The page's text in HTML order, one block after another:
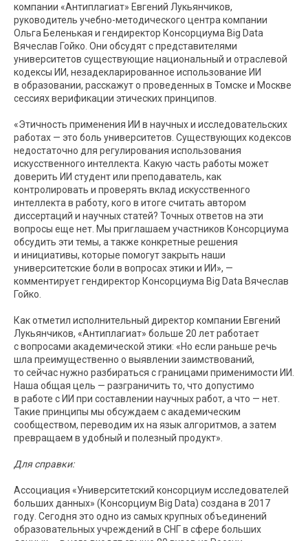
компании «Антиплагиат» Евгений Лукьянчиков,
руководитель учебно-методического центра компании
Ольга Беленькая и гендиректор Консорциума Big Data
Вячеслав Гойко. Они обсудят с представителями
университетов существующие национальный и отраслевой
кодексы ИИ, незадекларированное использование ИИ
в образовании, расскажут о проведенных в Томске и Москве
сессиях верификации этических принципов.
«Этичность применения ИИ в научных и исследовательских
работах — это боль университетов. Существующих кодексов
недостаточно для регулирования использования
искусственного интеллекта. Какую часть работы может
доверить ИИ студент или преподаватель, как
контролировать и проверять вклад искусственного
интеллекта в работу, кого в итоге считать автором
диссертаций и научных статей? Точных ответов на эти
вопросы еще нет. Мы приглашаем участников Консорциума
обсудить эти темы, а также конкретные решения
и инициативы, которые помогут закрыть наши
университетские боли в вопросах этики и ИИ», —
комментирует гендиректор Консорциума Big Data Вячеслав
Гойко.
Как отметил исполнительный директор компании Евгений
Лукьянчиков, «Антиплагиат» больше 20 лет работает
с вопросами академической этики: «Но если раньше речь
шла преимущественно о выявлении заимствований,
то сейчас нужно разбираться с границами применимости ИИ.
Наша общая цель — разграничить то, что допустимо
в работе с ИИ при составлении научных работ, а что — нет.
Такие принципы мы обсуждаем с академическим
сообществом, переводим их на язык алгоритмов, а затем
превращаем в удобный и полезный продукт».
Для справки:
Ассоциация «Университетский консорциум исследователей
больших данных» (Консорциум Big Data) создана в 2017
году. Сегодня это одно из самых крупных объединений
образовательных учреждений в СНГ в сфере больших